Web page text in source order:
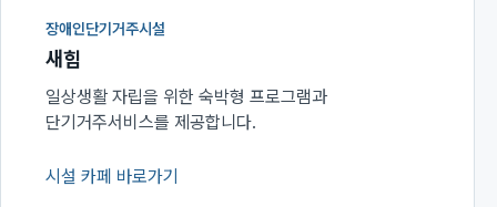
장애인단기거주시설
새힘
일상생활 자립을 위한 숙박형 프로그램과
단기거주서비스를 제공합니다.
시설 카페 바로가기
(새 창에서 열림)